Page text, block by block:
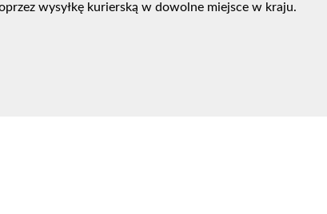
wysyłkę kurierską w dowolne miejsce w kraju.